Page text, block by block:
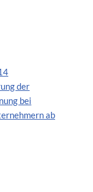
der
bei
ab